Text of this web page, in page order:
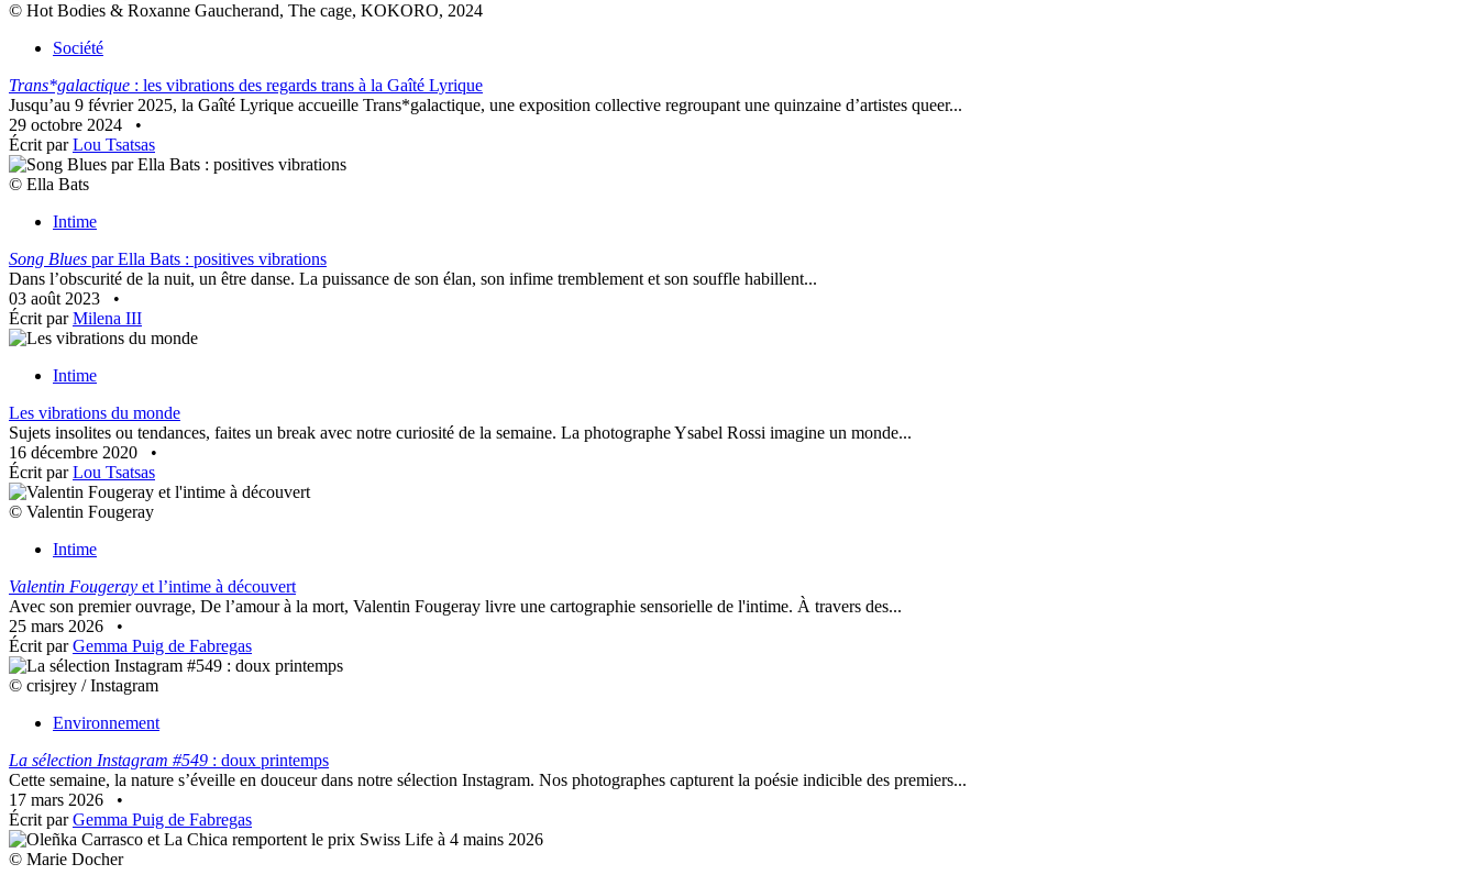
© Hot Bodies & Roxanne Gaucherand, The cage, KOKORO, 2024
Société
Trans*galactique : les vibrations des regards trans à la Gaîté Lyrique
Jusqu’au 9 février 2025, la Gaîté Lyrique accueille Trans*galactique, une exposition collective regroupant une quinzaine d’artistes queer...
29 octobre 2024
•
Écrit parLou Tsatsas
© Ella Bats
Intime
Song Blues par Ella Bats : positives vibrations
Dans ­l’obscurité­ de ­la ­nuit,­ un ­être ­danse.­ La­ puissance­ de­ son­ élan,­ son ­infime tremblement­ et­ son souffle­ habillent­...
03 août 2023
•
Écrit parMilena III
Intime
Les vibrations du monde
Sujets insolites ou tendances, faites un break avec notre curiosité de la semaine. La photographe Ysabel Rossi imagine un monde...
16 décembre 2020
•
Écrit parLou Tsatsas
© Valentin Fougeray
Intime
Valentin Fougeray et l’intime à découvert
Avec son premier ouvrage, De l’amour à la mort, Valentin Fougeray livre une cartographie sensorielle de l'intime. À travers des...
25 mars 2026
•
Écrit parGemma Puig de Fabregas
© crisjrey / Instagram
Environnement
La sélection Instagram #549 : doux printemps
Cette semaine, la nature s’éveille en douceur dans notre sélection Instagram. Nos photographes capturent la poésie indicible des premiers...
17 mars 2026
•
Écrit parGemma Puig de Fabregas
© Marie Docher